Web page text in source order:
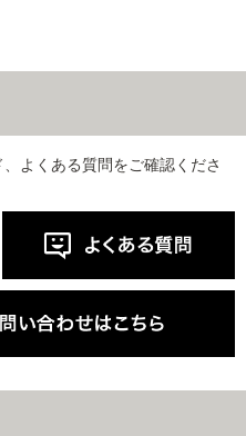
よくある質問をご確認くださ